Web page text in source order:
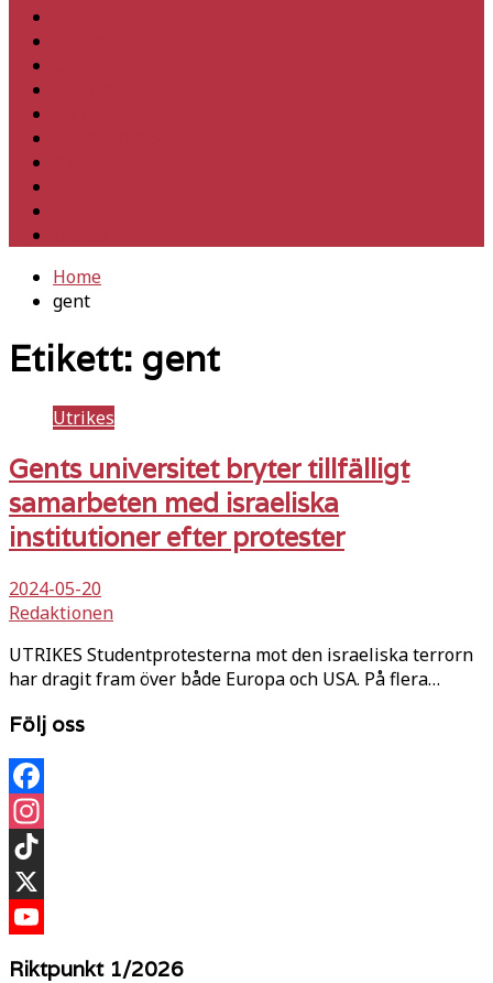
Home
gent
Etikett: gent
Utrikes
Gents universitet bryter tillfälligt
samarbeten med israeliska
institutioner efter protester
2024-05-20
Redaktionen
UTRIKES Studentprotesterna mot den israeliska terrorn
har dragit fram över både Europa och USA. På flera…
Följ oss
Facebook
Instagram
TikTok
X
Riktpunkt 1/2026